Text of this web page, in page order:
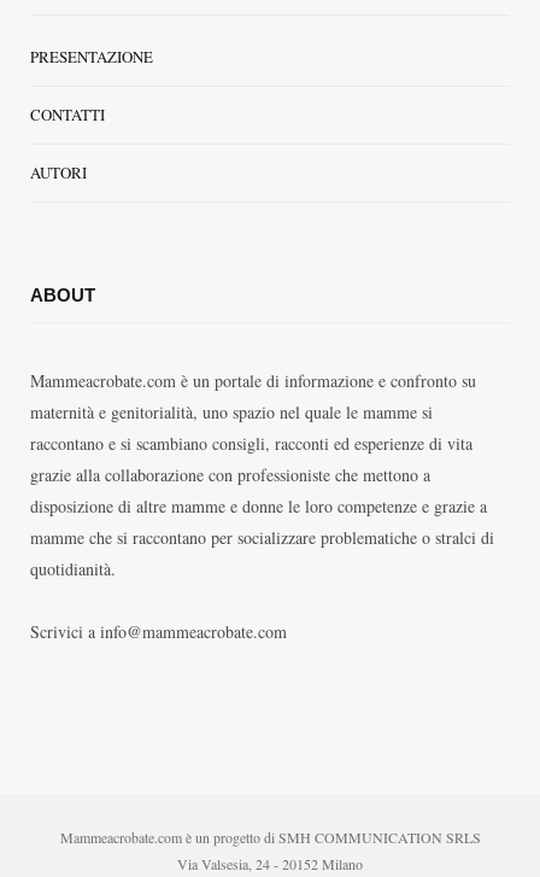
PRESENTAZIONE
CONTATTI
AUTORI
ABOUT
Mammeacrobate.com è un portale di informazione e confronto su
maternità e genitorialità, uno spazio nel quale le mamme si
raccontano e si scambiano consigli, racconti ed esperienze di vita
grazie alla collaborazione con professioniste che mettono a
disposizione di altre mamme e donne le loro competenze e grazie a
mamme che si raccontano per socializzare problematiche o stralci di
quotidianità.
Scrivici a info@mammeacrobate.com
Mammeacrobate.com è un progetto di SMH COMMUNICATION SRLS
Via Valsesia, 24 - 20152 Milano